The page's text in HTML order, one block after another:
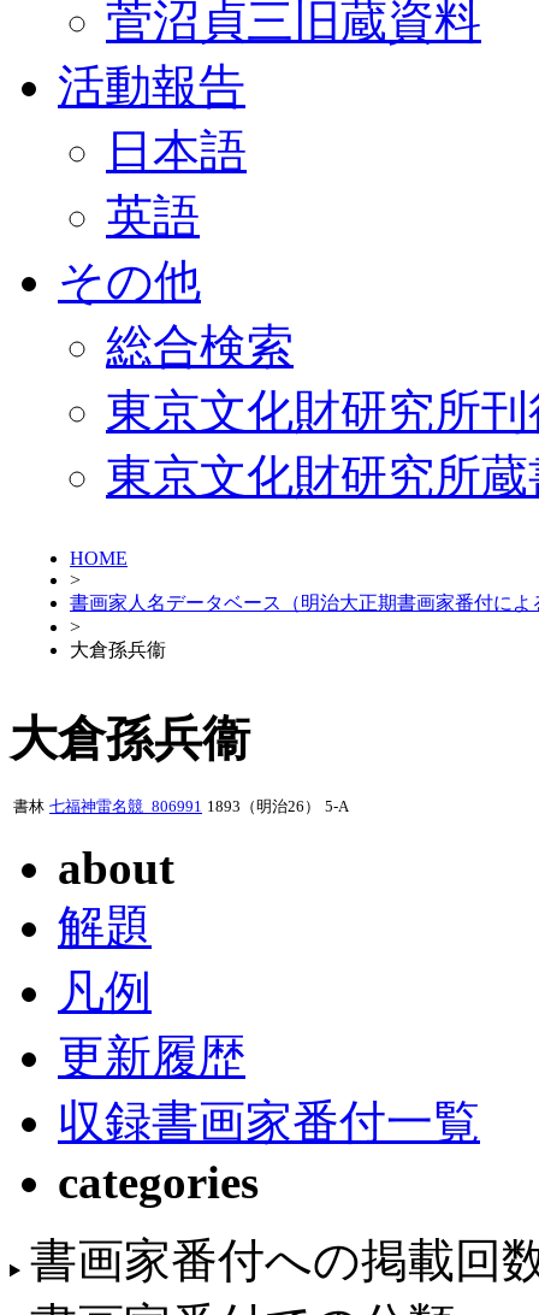
菅沼貞三旧蔵資料
活動報告
日本語
英語
その他
総合検索
東京文化財研究所
東京文化財研究所
HOME
>
書画家人名データベース（明治大正期書画家番付によ
>
大倉孫兵衞
大倉孫兵衞
書林 七福神雷名競_806991 1893（明治26） 5-A
about
解題
凡例
更新履歴
収録書画家番付一覧
categories
書画家番付への掲載回